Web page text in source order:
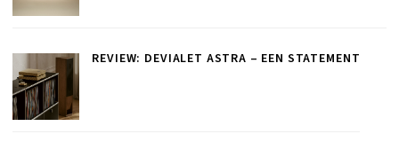
REVIEW: DEVIALET ASTRA – EEN STATEMENT